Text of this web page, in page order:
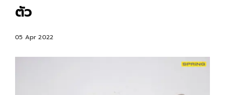
ตัว
05 Apr 2022